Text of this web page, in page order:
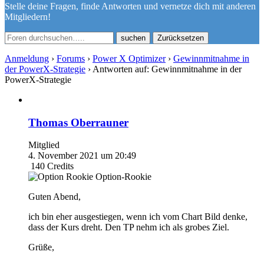
Stelle deine Fragen, finde Antworten und vernetze dich mit anderen
Mitgliedern!
Zurücksetzen
Anmeldung › Forums › Power X Optimizer › Gewinnmitnahme in
der PowerX-Strategie › Antworten auf: Gewinnmitnahme in der
PowerX-Strategie
Thomas Oberrauner
Mitglied
4. November 2021 um 20:49
140 Credits
Option-Rookie
Guten Abend,
ich bin eher ausgestiegen, wenn ich vom Chart Bild denke,
dass der Kurs dreht. Den TP nehm ich als grobes Ziel.
Grüße,